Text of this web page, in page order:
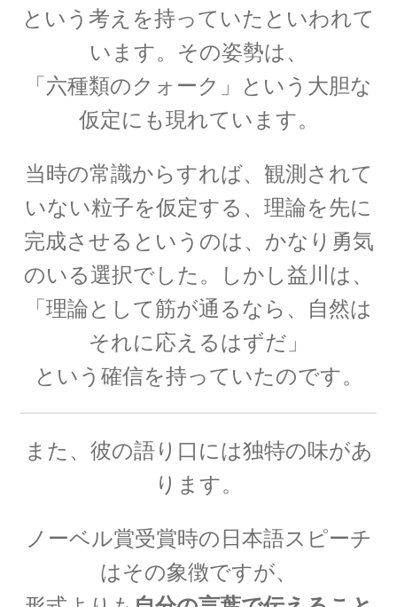
D・J・ボーム
_【マンハッタン計画に参画しボーム解釈を提唱】
【サイクロトロンを発明し人工放射
性元素を実現】
E・W・モーリー
【アメリカで稀代の実験家が光速度
に関する事実を実験検証】
F・W・マイスナー
【ベルリン生まれの物理学者｜磁性を使って超
という考えを持っていたといわれて
います。 その姿勢は、
「六種類のクォーク」という大胆な
仮定にも現れています。
当時の常識からすれば、 観測されて
いない粒子を仮定する、 理論を先に
完成させる というのは、かなり勇気
のいる選択でした。
しかし益川は、
「理論として筋が通るなら、自然は
それに応えるはずだ」
という確信を持っていたのです。
また、彼の語り口には独特の味があ
ります。
ノーベル賞受賞時の日本語スピーチ
はその象徴ですが、